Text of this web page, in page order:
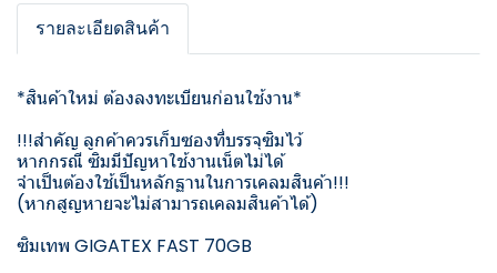
รายละเอียดสินค้า
*สินค้าใหม่ ต้องลงทะเบียนก่อนใช้งาน*
!!!สำคัญ ลูกค้าควรเก็บซองที่บรรจุซิมไว้
หากกรณี ซิมมีปัญหาใช้งานเน็ตไม่ได้
จำเป็นต้องใช้เป็นหลักฐานในการเคลมสินค้า!!!
(หากสูญหายจะไม่สามารถเคลมสินค้าได้)
ซิมเทพ GIGATEX FAST 70GB